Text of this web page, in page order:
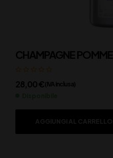
28,00€(IVA inclusa)
AGGIUNGI AL CARRELLO